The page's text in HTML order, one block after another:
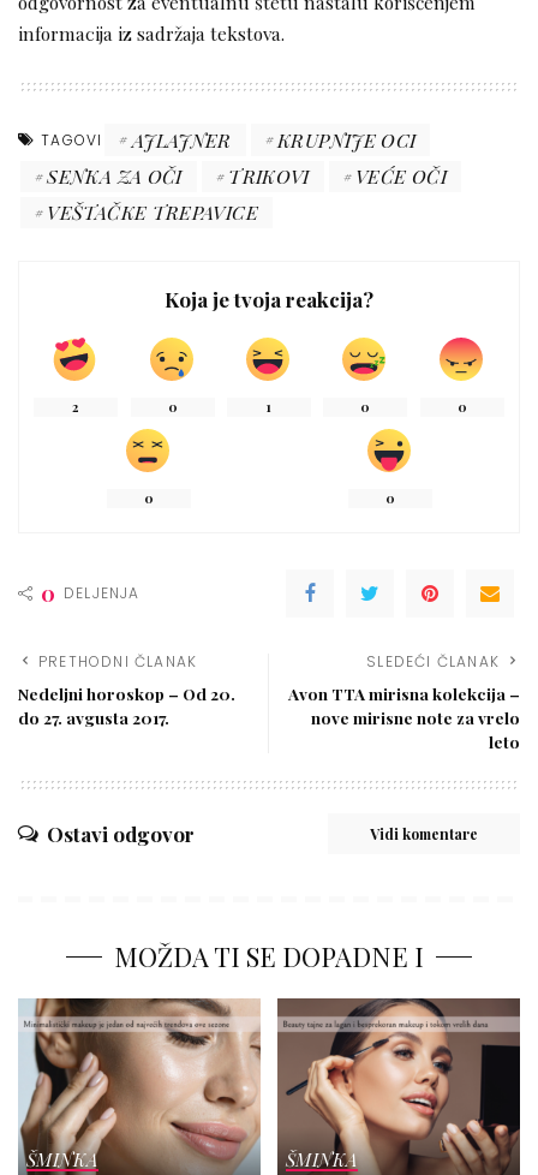
informacija iz sadržaja tekstova.
TAGOVI AJLAJNER
KRUPNIJE OCI
SENKA ZA OČI
TRIKOVI
VEĆE OČI
VEŠTAČKE TREPAVICE
Koja je tvoja reakcija?
2 0 1 0 0
0 0
0 DELJENJA
PRETHODNI ČLANAK
Nedeljni horoskop – Od 20.
do 27. avgusta 2017.
SLEDEĆI ČLANAK
Avon TTA mirisna kolekcija –
nove mirisne note za vrelo
leto
Ostavi odgovor Vidi komentare
MOŽDA TI SE DOPADNE I
ŠMINKA
ŠMINKA